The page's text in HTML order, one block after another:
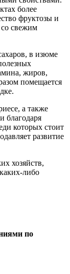
более
фруктозы и
свежим
в изюме
жиров,
помещается
а также
благодаря
которых стоит
развитие
хозяйств,
либо
по